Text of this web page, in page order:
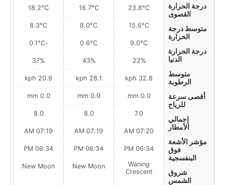
درجة الحرارة
القصوى
متوسط درجة
الحرارة
درجة الحرارة
الدنيا
متوسط
الرطوبة
أقصى سرعة
للرياح
إجمالي
الأمطار
مؤشر الأشعة
فوق
البنفسجية
شروق
الشمس
23.8°C
15.6°C
9.0°C
22%
32.8 kph
0.0 mm
7.0
07:20 AM
06:34 PM
Waning
Crescent
16.7°C
8.0°C
0.6°C
43%
28.1 kph
0.0 mm
8.0
07:19 AM
06:34 PM
New Moon
18.2°C
8.3°C
-0.1°C
37%
20.9 kph
0.0 mm
8.0
07:19 AM
06:34 PM
New Moon